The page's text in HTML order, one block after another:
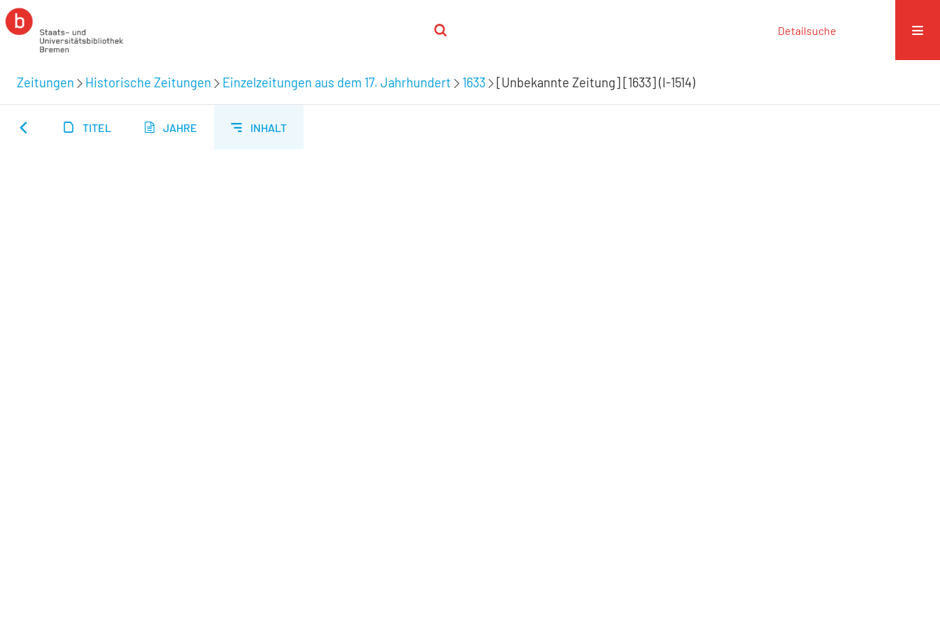
Detailsuche
Zeitungen Historische Zeitungen Einzelzeitungen aus dem 17. Jahrhundert 1633 [Unbekannte Zeitung] [1633] (I-1514)
TITEL JAHRE INHALT